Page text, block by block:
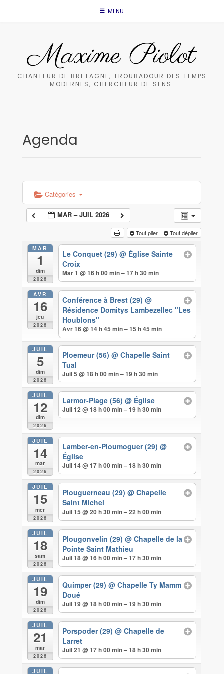
MENU
Maxime Piolot
CHANTEUR DE BRETAGNE, TROUBADOUR DES TEMPS
MODERNES, CHERCHEUR DE SENS.
Agenda
Catégories
MAR – JUIL 2026
Tout plier Tout déplier
MAR
1
dim
2026
Le Conquet (29)@ Église Sainte
Croix
Mar 1 @ 16 h 00 min – 17 h 30 min
AVR
16
jeu
2026
Conférence à Brest (29)@
Résidence Domitys Lambezellec "Les
Houblons"
Avr 16 @ 14 h 45 min – 15 h 45 min
JUIL
5
dim
2026
Ploemeur (56)@ Chapelle Saint
Tual
Juil 5 @ 18 h 00 min – 19 h 30 min
JUIL
12
dim
2026
Larmor-Plage (56)@ Église
Juil 12 @ 18 h 00 min – 19 h 30 min
JUIL
14
mar
2026
Lamber-en-Ploumoguer (29)@
Église
Juil 14 @ 17 h 00 min – 18 h 30 min
JUIL
15
mer
2026
Plouguerneau (29)@ Chapelle
Saint Michel
Juil 15 @ 20 h 30 min – 22 h 00 min
JUIL
18
sam
2026
Plougonvelin (29)@ Chapelle de la
Pointe Saint Mathieu
Juil 18 @ 16 h 00 min – 17 h 30 min
JUIL
19
dim
2026
Quimper (29)@ Chapelle Ty Mamm
Doué
Juil 19 @ 18 h 00 min – 19 h 30 min
JUIL
21
mar
2026
Porspoder (29)@ Chapelle de
Larret
Juil 21 @ 17 h 00 min – 18 h 30 min
JUIL